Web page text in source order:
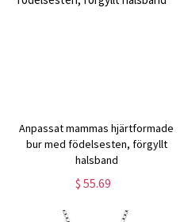
Anpassat mammas hjärtformade
bur med födelsesten, förgyllt
halsband
$ 55.69